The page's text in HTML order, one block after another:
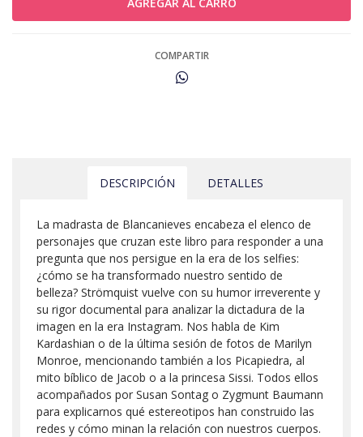
COMPARTIR
DESCRIPCIÓN DETALLES
La madrasta de Blancanieves encabeza el elenco de
personajes que cruzan este libro para responder a una
pregunta que nos persigue en la era de los selfies:
¿cómo se ha transformado nuestro sentido de
belleza? Strömquist vuelve con su humor irreverente y
su rigor documental para analizar la dictadura de la
imagen en la era Instagram. Nos habla de Kim
Kardashian o de la última sesión de fotos de Marilyn
Monroe, mencionando también a los Picapiedra, al
mito bíblico de Jacob o a la princesa Sissi. Todos ellos
acompañados por Susan Sontag o Zygmunt Baumann
para explicarnos qué estereotipos han construido las
redes y cómo minan la relación con nuestros cuerpos.